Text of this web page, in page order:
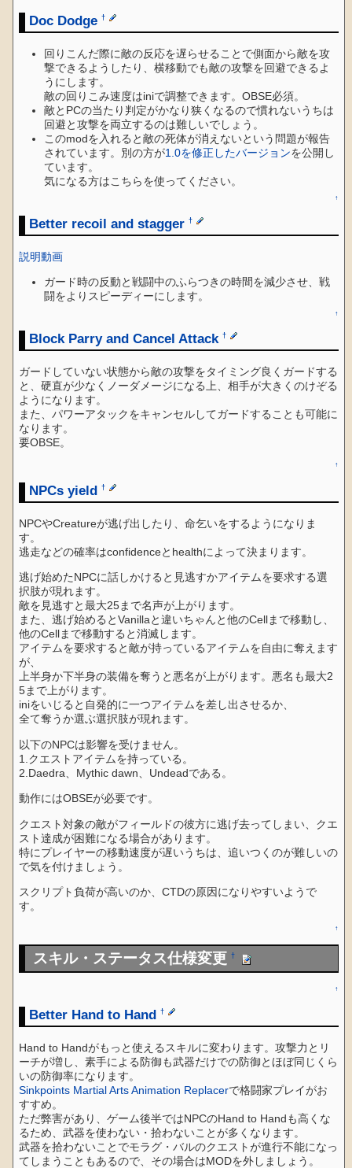
Doc Dodge †
回りこんだ際に敵の反応を遅らせることで側面から敵を攻
撃できるようしたり、横移動でも敵の攻撃を回避できるよ
うにします。
敵の回りこみ速度はiniで調整できます。OBSE必須。
敵とPCの当たり判定がかなり狭くなるので慣れないうちは
回避と攻撃を両立するのは難しいでしょう。
このmodを入れると敵の死体が消えないという問題が報告
されています。別の方が1.0を修正したバージョンを公開し
ています。
気になる方はこちらを使ってください。
↑
Better recoil and stagger †
説明動画
ガード時の反動と戦闘中のふらつきの時間を減少させ、戦
闘をよりスピーディーにします。
↑
Block Parry and Cancel Attack †
ガードしていない状態から敵の攻撃をタイミング良くガードする
と、硬直が少なくノーダメージになる上、相手が大きくのけぞる
ようになります。
また、パワーアタックをキャンセルしてガードすることも可能に
なります。
要OBSE。
↑
NPCs yield†
NPCやCreatureが逃げ出したり、命乞いをするようになりま
す。
逃走などの確率はconfidenceとhealthによって決まります。
逃げ始めたNPCに話しかけると見逃すかアイテムを要求する選
択肢が現れます。
敵を見逃すと最大25まで名声が上がります。
また、逃げ始めるとVanillaと違いちゃんと他のCellまで移動し、
他のCellまで移動すると消滅します。
アイテムを要求すると敵が持っているアイテムを自由に奪えます
が、
上半身か下半身の装備を奪うと悪名が上がります。悪名も最大2
5まで上がります。
iniをいじると自発的に一つアイテムを差し出させるか、
全て奪うか選ぶ選択肢が現れます。
以下のNPCは影響を受けません。
1.クエストアイテムを持っている。
2.Daedra、Mythic dawn、Undeadである。
動作にはOBSEが必要です。
クエスト対象の敵がフィールドの彼方に逃げ去ってしまい、クエ
スト達成が困難になる場合があります。
特にプレイヤーの移動速度が遅いうちは、追いつくのが難しいの
で気を付けましょう。
スクリプト負荷が高いのか、CTDの原因になりやすいようで
す。
↑
スキル・ステータス仕様変更†
↑
Better Hand to Hand †
Hand to Handがもっと使えるスキルに変わります。攻撃力とリ
ーチが増し、素手による防御も武器だけでの防御とほぼ同じくら
いの防御率になります。
Sinkpoints Martial Arts Animation Replacerで格闘家プレイがお
すすめ。
ただ弊害があり、ゲーム後半ではNPCのHand to Handも高くな
るため、武器を使わない・拾わないことが多くなります。
武器を拾わないことでモラグ・バルのクエストが進行不能になっ
てしまうこともあるので、その場合はMODを外しましょう。